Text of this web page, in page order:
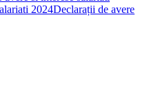
2024Declarații de avere